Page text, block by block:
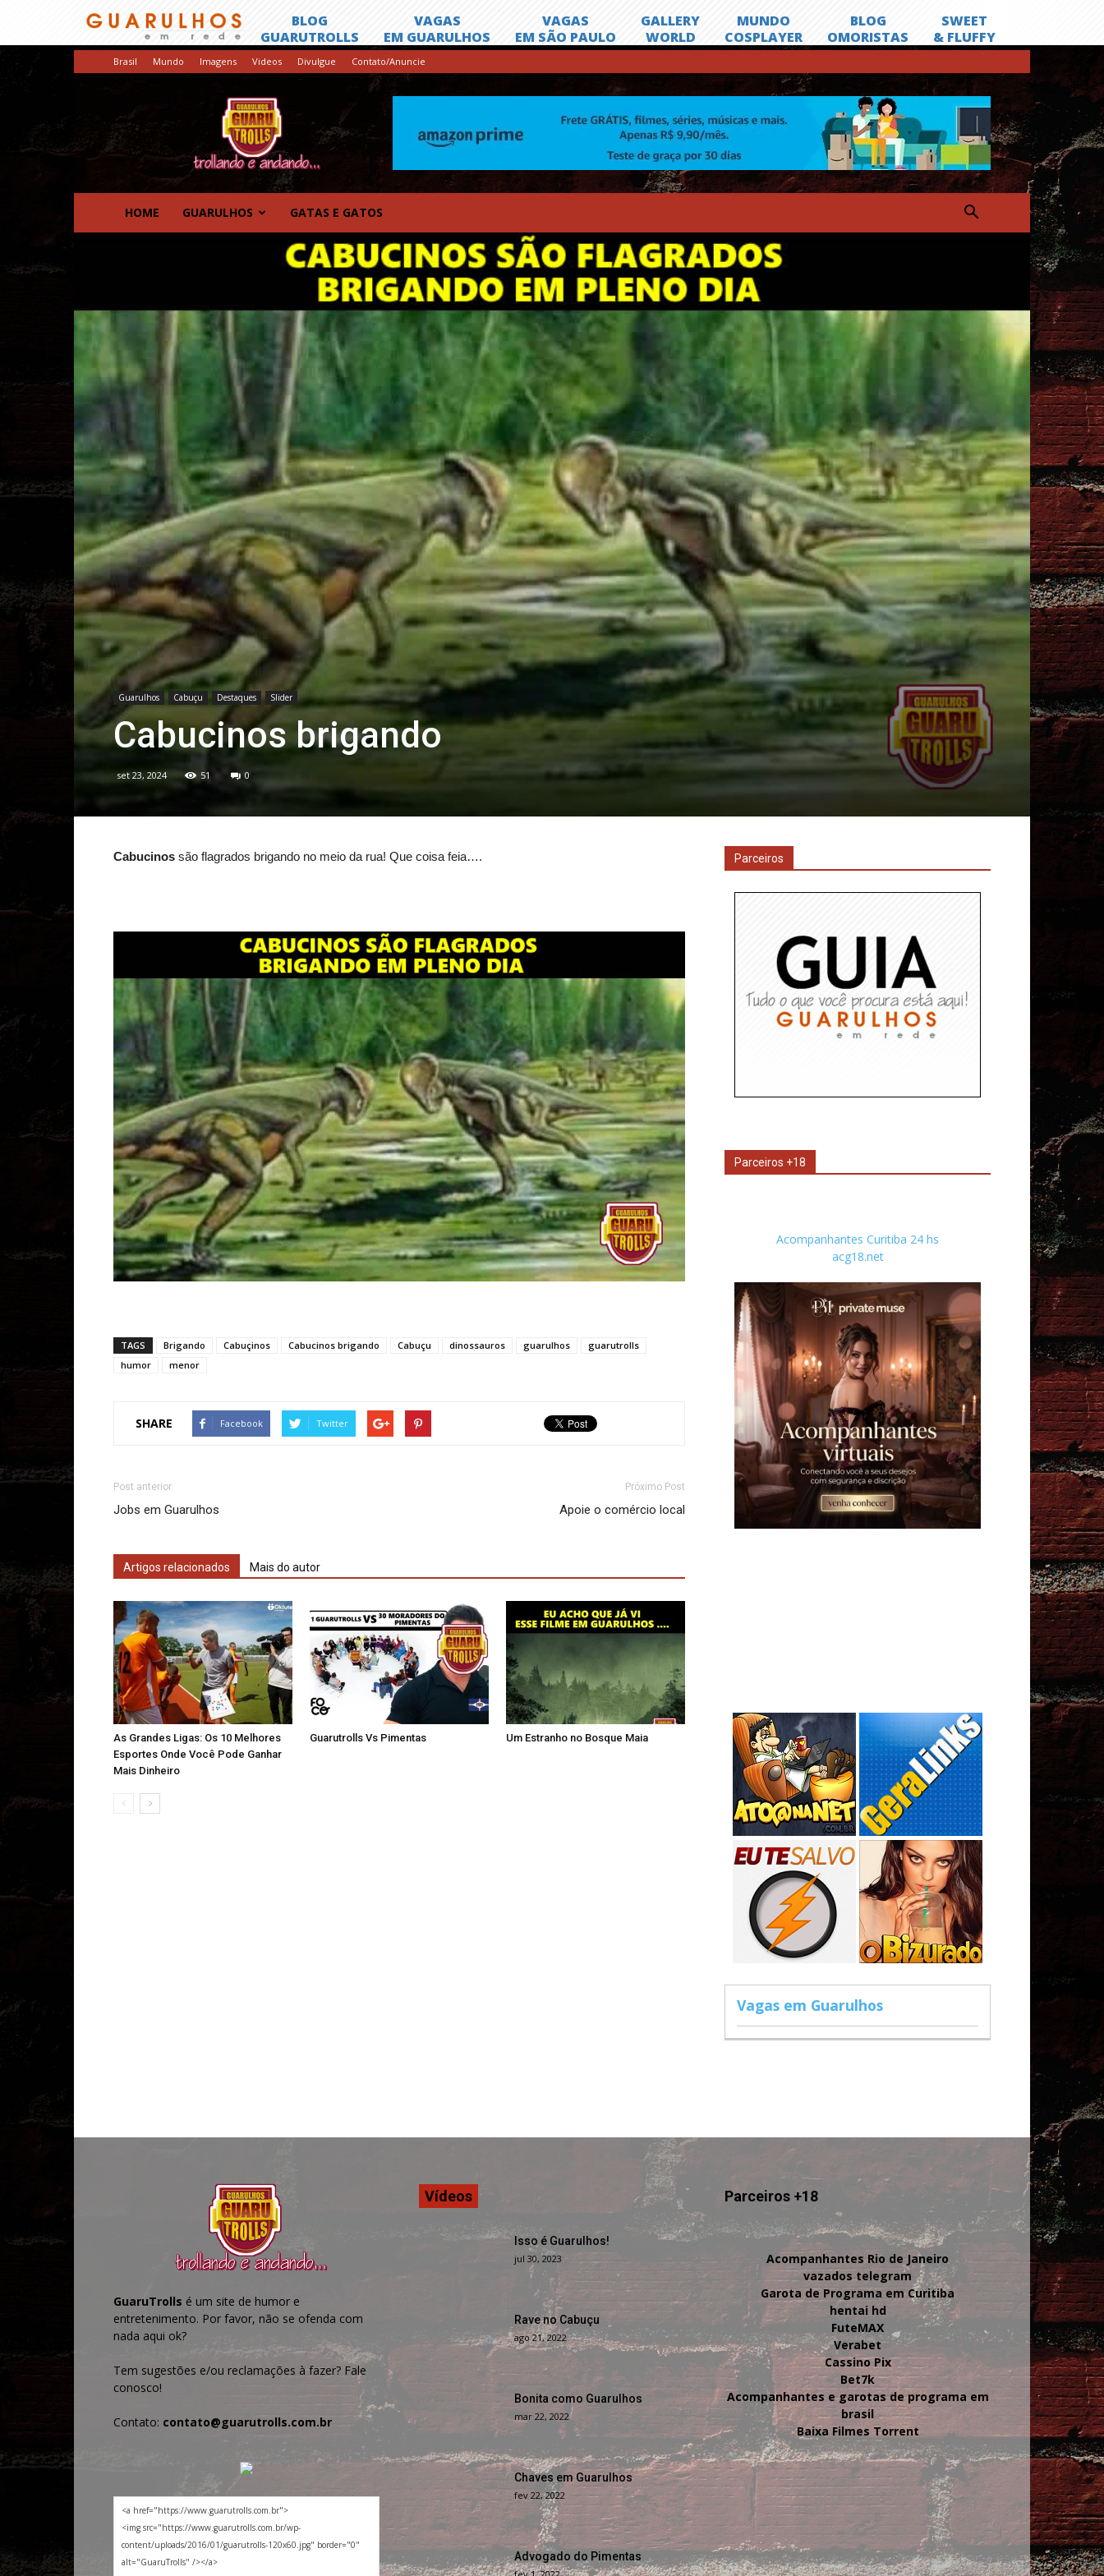
Brasil Mundo Imagens Videos Divulgue Contato/Anuncie
HOME GUARULHOS GATAS E GATOS
Guarulhos Cabuçu Destaques Slider
Cabucinos brigando
set 23, 2024 51 0
Cabucinos são flagrados brigando no meio da rua! Que coisa feia….
TAGS Brigando Cabuçinos Cabucinos brigando Cabuçu dinossauros guarulhos
guarutrolls
humor
menor
SHARE Facebook Twitter
Post anterior
Jobs em Guarulhos
Próximo Post
Apoie o comércio local
Artigos relacionados Mais do autor
As Grandes Ligas: Os 10 Melhores
Esportes Onde Você Pode Ganhar
Mais Dinheiro
Guarutrolls Vs Pimentas Um Estranho no Bosque Maia
Parceiros
Parceiros +18
Acompanhantes Curitiba 24 hs
acg18.net
Vagas em Guarulhos
GuaruTrolls é um site de humor e
entretenimento. Por favor, não se ofenda com
nada aqui ok?
Tem sugestões e/ou reclamações à fazer? Fale
conosco!
Contato: contato@guarutrolls.com.br
Vídeos
Isso é Guarulhos!
jul 30, 2023
Rave no Cabuçu
ago 21, 2022
Bonita como Guarulhos
mar 22, 2022
Chaves em Guarulhos
fev 22, 2022
Advogado do Pimentas
Parceiros +18
Acompanhantes Rio de Janeiro
vazados telegram
Garota de Programa em Curitiba
hentai hd
FuteMAX
Verabet
Cassino Pix
Bet7k
Acompanhantes e garotas de programa em
brasil
Baixa Filmes Torrent